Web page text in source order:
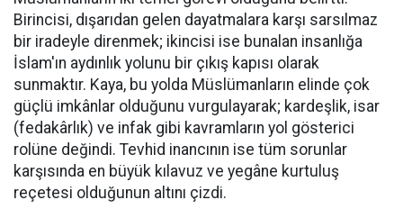
Birincisi, dışarıdan gelen dayatmalara karşı sarsılmaz
bir iradeyle direnmek; ikincisi ise bunalan insanlığa
İslam'ın aydınlık yolunu bir çıkış kapısı olarak
sunmaktır. Kaya, bu yolda Müslümanların elinde çok
güçlü imkânlar olduğunu vurgulayarak; kardeşlik, isar
(fedakârlık) ve infak gibi kavramların yol gösterici
rolüne değindi. Tevhid inancının ise tüm sorunlar
karşısında en büyük kılavuz ve yegâne kurtuluş
reçetesi olduğunun altını çizdi.